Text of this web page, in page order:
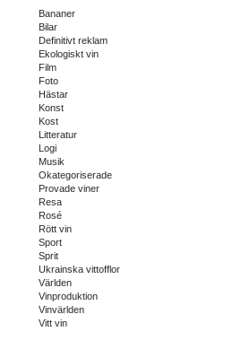
Bananer
Bilar
Definitivt reklam
Ekologiskt vin
Film
Foto
Hästar
Konst
Kost
Litteratur
Logi
Musik
Okategoriserade
Provade viner
Resa
Rosé
Rött vin
Sport
Sprit
Ukrainska vittofflor
Världen
Vinproduktion
Vinvärlden
Vitt vin